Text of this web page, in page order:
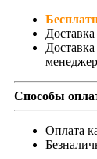
Способы
Оплата